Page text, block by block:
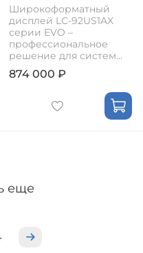
Широкоформатный
дисплей LC-92US1AX
серии EVO –
профессиональное
решение для систем...
874 000 ₽
еще